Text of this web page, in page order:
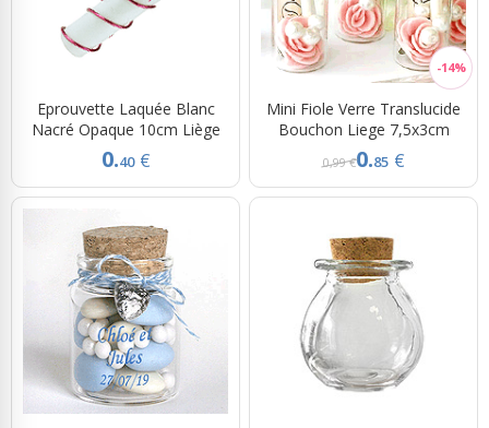
Eprouvette Laquée Blanc
Nacré Opaque 10cm Liège
0.40 €
Mini Fiole Verre Translucide
Bouchon Liege 7,5x3cm
0,99 €0.85 €